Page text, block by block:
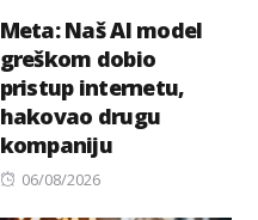
Meta: Naš AI model
greškom dobio
pristup internetu,
hakovao drugu
kompaniju
Posted
06/08/2026